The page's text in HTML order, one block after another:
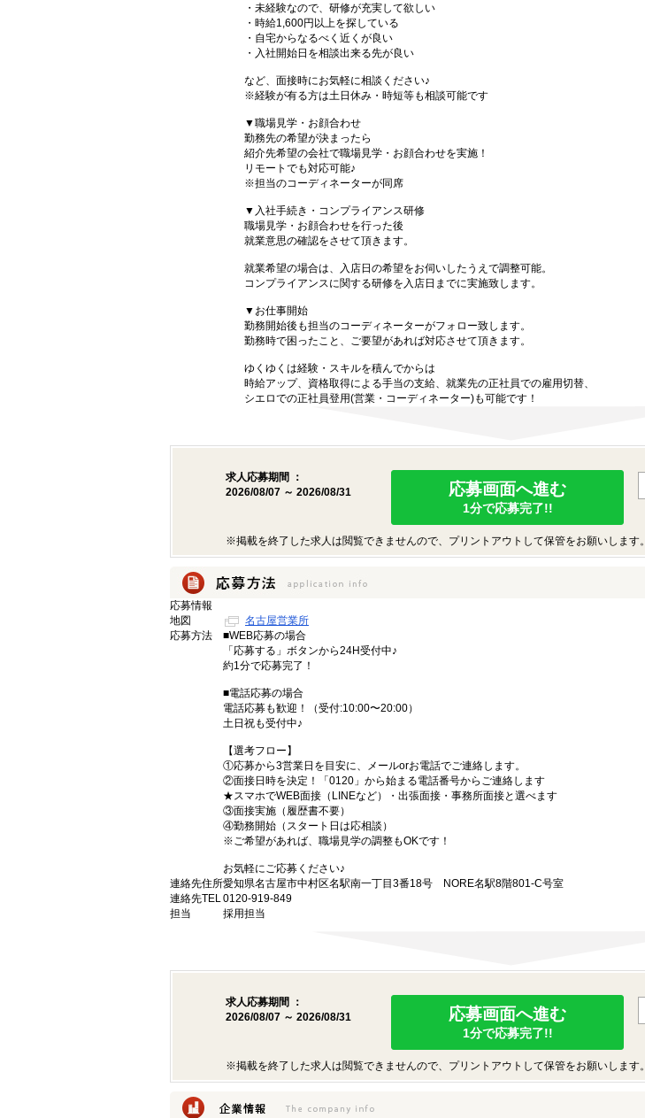
・未経験なので、研修が充実して欲しい
・時給1,600円以上を探している
・自宅からなるべく近くが良い
・入社開始日を相談出来る先が良い
など、面接時にお気軽に相談ください♪
※経験が有る方は土日休み・時短等も相談可能です
▼職場見学・お顔合わせ
勤務先の希望が決まったら
紹介先希望の会社で職場見学・お顔合わせを実施！
リモートでも対応可能♪
※担当のコーディネーターが同席
▼入社手続き・コンプライアンス研修
職場見学・お顔合わせを行った後
就業意思の確認をさせて頂きます。
就業希望の場合は、入店日の希望をお伺いしたうえで調整可能。
コンプライアンスに関する研修を入店日までに実施致します。
▼お仕事開始
勤務開始後も担当のコーディネーターがフォロー致します。
勤務時で困ったこと、ご要望があれば対応させて頂きます。
ゆくゆくは経験・スキルを積んでからは
時給アップ、資格取得による手当の支給、就業先の正社員での雇用切替、
シエロでの正社員登用(営業・コーディネーター)も可能です！
求人応募期間 ：
2026/08/07 ～ 2026/08/31
応募画面へ進む
1分で応募完了!!
※掲載を終了した求人は閲覧できませんので、プリントアウトして保管をお願いします。
応募情報
地図
名古屋営業所
応募方法
■WEB応募の場合
「応募する」ボタンから24H受付中♪
約1分で応募完了！
■電話応募の場合
電話応募も歓迎！（受付:10:00〜20:00）
土日祝も受付中♪
【選考フロー】
①応募から3営業日を目安に、メールorお電話でご連絡します。
②面接日時を決定！「0120」から始まる電話番号からご連絡します
★スマホでWEB面接（LINEなど）・出張面接・事務所面接と選べます
③面接実施（履歴書不要）
④勤務開始（スタート日は応相談）
※ご希望があれば、職場見学の調整もOKです！
お気軽にご応募ください♪
連絡先住所愛知県名古屋市中村区名駅南一丁目3番18号 NORE名駅8階801-C号室
連絡先TEL0120-919-849
担当
採用担当
求人応募期間 ：
2026/08/07 ～ 2026/08/31
応募画面へ進む
1分で応募完了!!
※掲載を終了した求人は閲覧できませんので、プリントアウトして保管をお願いします。